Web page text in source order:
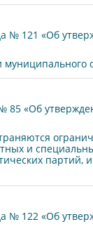
№ 121 «Об
85 «Об
и
№ 122 «Об